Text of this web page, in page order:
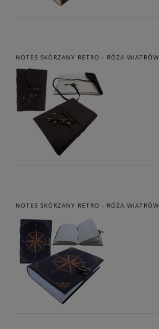
NOTES SKÓRZANY RETRO - RÓŻA WIATRÓW
NOTES SKÓRZANY RETRO - RÓŻA WIATRÓW